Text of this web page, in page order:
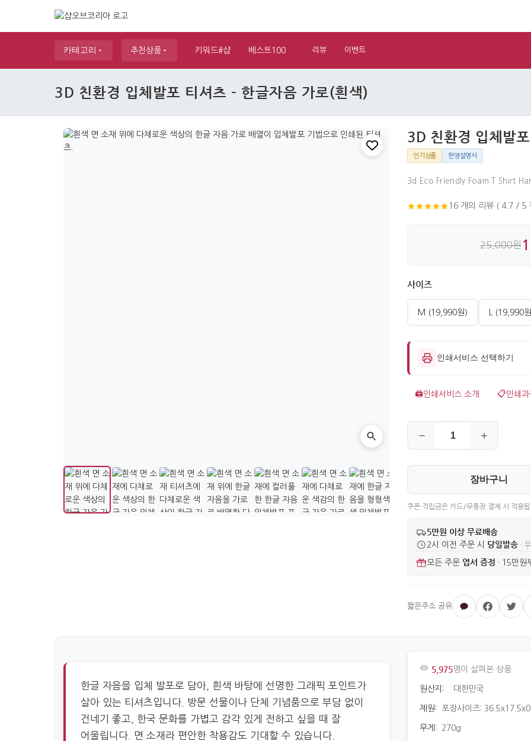
카테고리 추천상품 키워드#샵 베스트100 리뷰 이벤트
3D 친환경 입체발포 티셔츠 - 한글자음 가로(흰색)
3D 친환경 입체발
인기상품 한영설명서
3d Eco Friendly Foam T Shirt
16 개의 리뷰 ( 4.7 / 5
25,000원
사이즈
M (19,990원) L (19,990
인쇄서비스 선택하기
🖨️인쇄서비스 소개 📋인쇄
장바구니
쿠폰·적립금은 카드/무통장 결제 시 적용
5만원 이상 무료배송
2시 이전 주문 시 당일발송 ·
모든 주문 엽서 증정 · 15만원
한글 자음을 입체 발포로 담아, 흰색 바탕에 선명한 그래픽 포인트가
살아 있는 티셔츠입니다. 방문 선물이나 단체 기념품으로 부담 없이
건네기 좋고, 한국 문화를 가볍고 감각 있게 전하고 싶을 때 잘
어울립니다. 면 소재라 편안한 착용감도 기대할 수 있습니다.
5,975명이 살펴본 상품
원산지: 대한민국
제원: 포장사이즈:
무게: 270g